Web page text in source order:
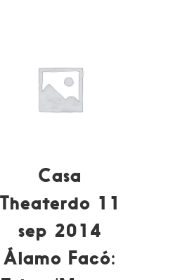
Casa
Theaterdo 11
sep 2014
Álamo Facó: